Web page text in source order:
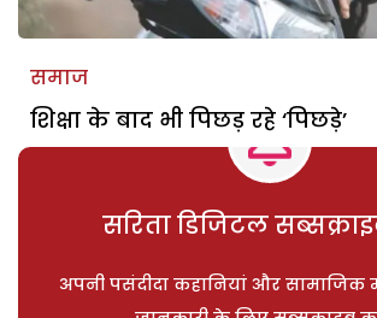
समाज
शिक्षा के बाद भी पिछड़ रहे ‘पिछड़े’
सरिता डिजिटल
अपनी पसंदीदा कहानियां और सामाजिक